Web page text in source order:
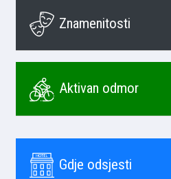
Znamenitosti
Aktivan odmor
Gdje odsjesti